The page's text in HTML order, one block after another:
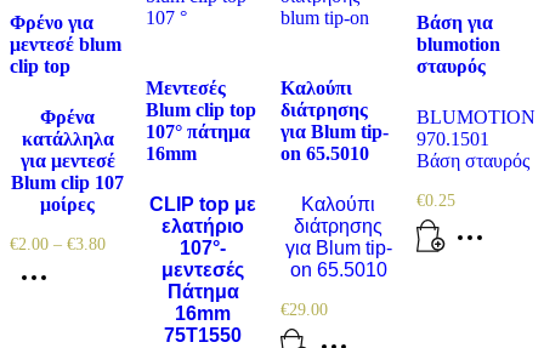
Φρένο για
μεντεσέ blum
clip top
Φρένα
κατάλληλα
για μεντεσέ
Blum clip 107
μοίρες
€2.00 – €3.80
Μεντεσές
Blum clip top
107° πάτημα
16mm
CLIP top με
ελατήριο
107°-
μεντεσές
Πάτημα
16mm
75Τ1550
Καλούπι
διάτρησης
για Blum tip-
on 65.5010
Καλούπι
διάτρησης
για Blum tip-
on 65.5010
€29.00
Βάση για
blumotion
σταυρός
BLUMOTION
970.1501
Βάση σταυρός
€0.25